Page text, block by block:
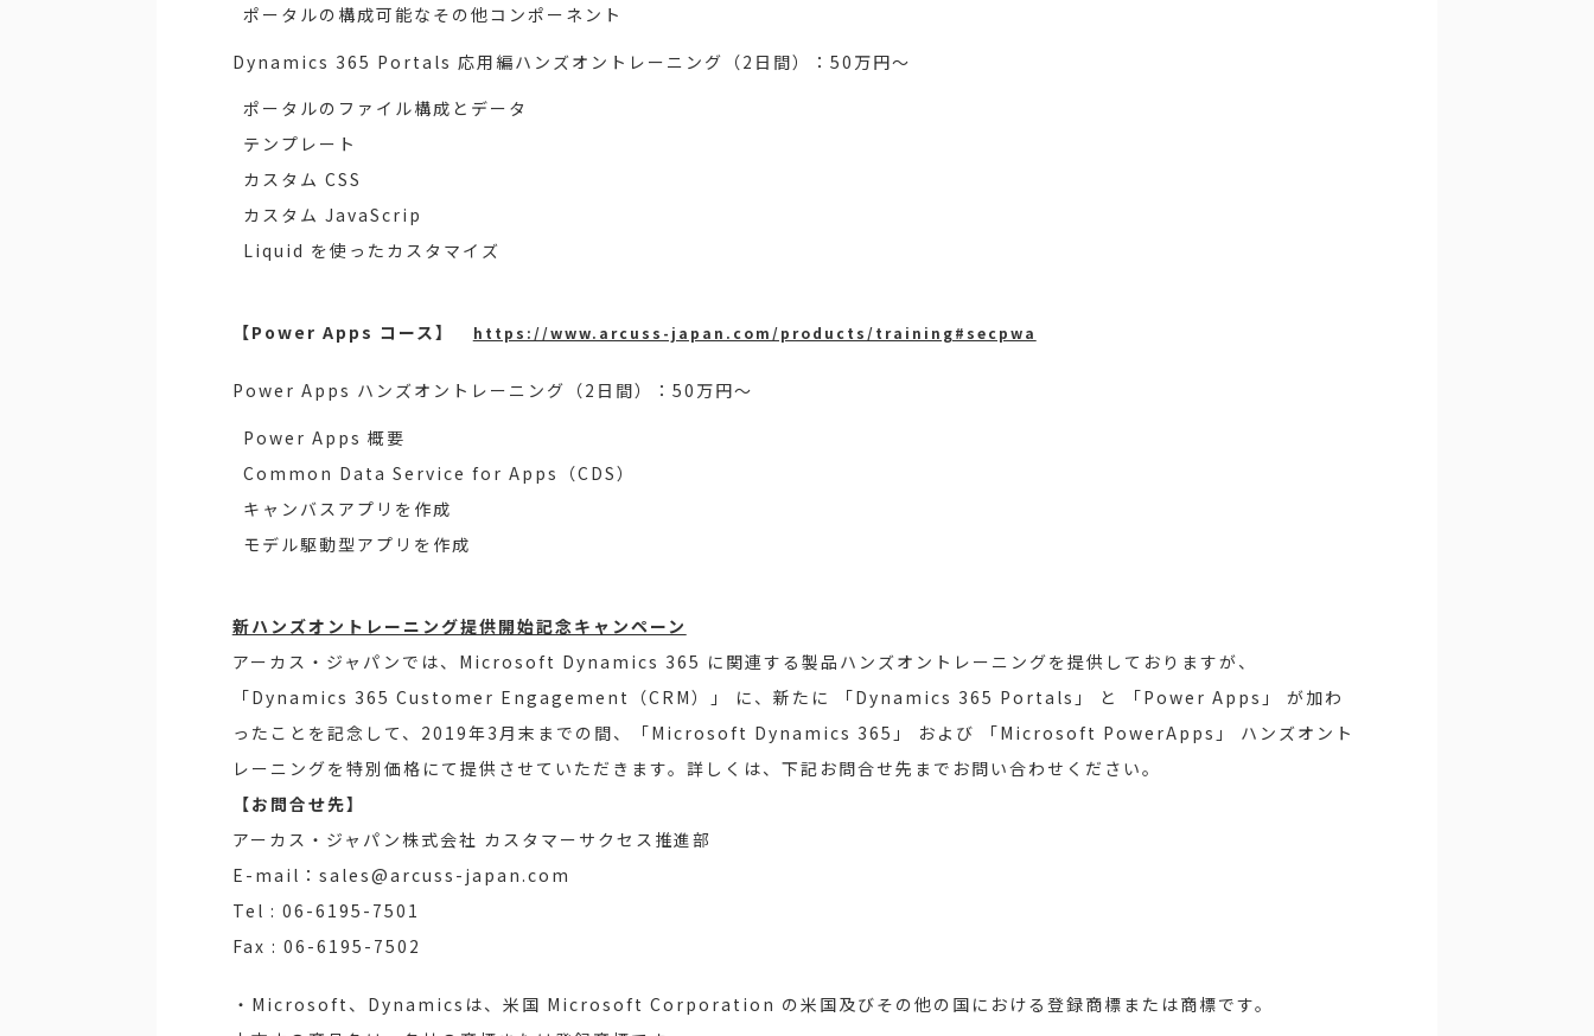
ポータルの構成可能なその他コンポーネント
Dynamics 365 Portals 応用編ハンズオントレーニング（2日間）：50万円～
ポータルのファイル構成とデータ
テンプレート
カスタム CSS
カスタム JavaScrip
Liquid を使ったカスタマイズ
【Power Apps コース】 https://www.arcuss-japan.com/products/training#secpwa
Power Apps ハンズオントレーニング（2日間）：50万円～
Power Apps 概要
Common Data Service for Apps（CDS）
キャンバスアプリを作成
モデル駆動型アプリを作成
新ハンズオントレーニング提供開始記念キャンペーン
アーカス・ジャパンでは、Microsoft Dynamics 365 に関連する製品ハンズオントレーニングを提供しておりますが、
「Dynamics 365 Customer Engagement（CRM）」 に、新たに 「Dynamics 365 Portals」 と 「Power Apps」 が加わ
ったことを記念して、2019年3月末までの間、「Microsoft Dynamics 365」 および 「Microsoft PowerApps」 ハンズオント
レーニングを特別価格にて提供させていただきます。詳しくは、下記お問合せ先までお問い合わせください。
【お問合せ先】
アーカス・ジャパン株式会社 カスタマーサクセス推進部
E-mail：sales@arcuss-japan.com
Tel : 06-6195-7501
Fax : 06-6195-7502
・Microsoft、Dynamicsは、米国 Microsoft Corporation の米国及びその他の国における登録商標または商標です。